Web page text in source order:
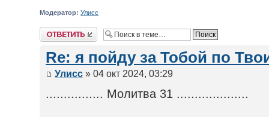
Модератор: Улисс
Ответить
Re: я пойду за Тобой по
Улисс » 04 окт 2024, 03:29
................ Молитва 31 ....................